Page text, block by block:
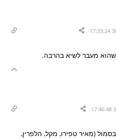
בסמול (מאיר טפירו, מקל, הלפרין,